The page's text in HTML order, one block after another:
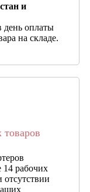
и
день оплаты
на складе.
товаров
14 рабочих